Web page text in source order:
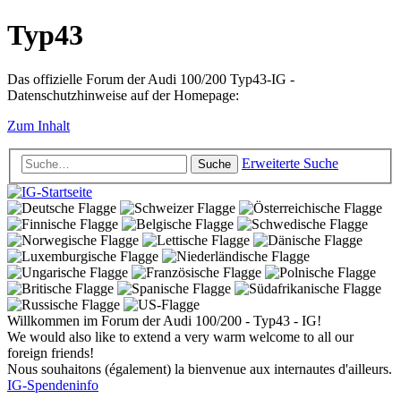
Typ43
Das offizielle Forum der Audi 100/200 Typ43-IG -
Datenschutzhinweise auf der Homepage:
Zum Inhalt
Suche Erweiterte Suche
Willkommen im Forum der Audi 100/200 - Typ43 - IG!
We would also like to extend a very warm welcome to all our
foreign friends!
Nous souhaitons (également) la bienvenue aux internautes d'ailleurs.
IG-Spendeninfo